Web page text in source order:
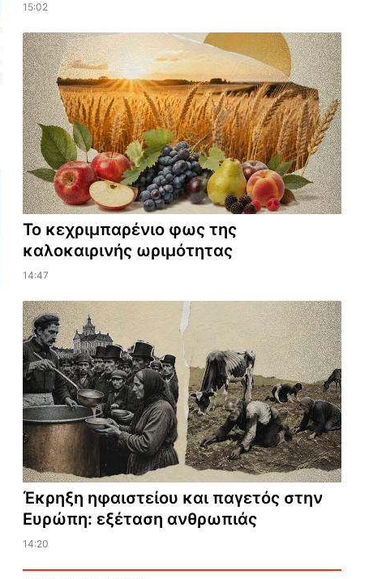
15:02
Το κεχριμπαρένιο φως της
καλοκαιρινής ωριμότητας
14:47
Έκρηξη ηφαιστείου και παγετός στην
Ευρώπη: εξέταση ανθρωπιάς
14:20